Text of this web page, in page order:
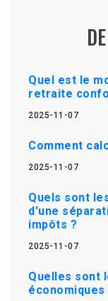
Quel est le
retraite
2025-11-07
Comment
2025-11-07
Quels sont
d'une
impôts ?
2025-11-07
Quelles sont